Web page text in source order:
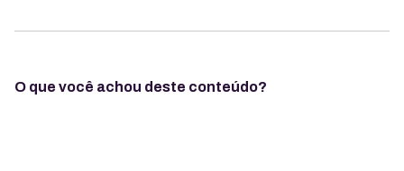
O que você achou deste conteúdo?